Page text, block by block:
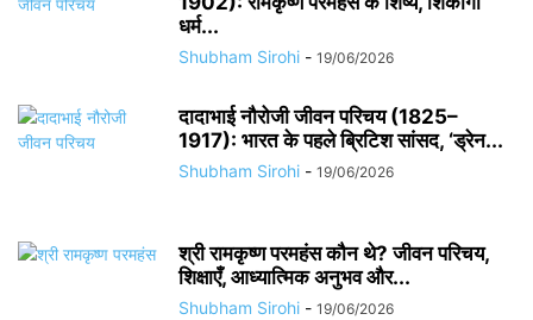
धर्म...
Shubham Sirohi - 19/06/2026
दादाभाई नौरोजी जीवन परिचय (1825–
1917): भारत के पहले ब्रिटिश सांसद, ‘ड्रेन...
Shubham Sirohi - 19/06/2026
श्री रामकृष्ण परमहंस कौन थे? जीवन परिचय,
शिक्षाएँ, आध्यात्मिक अनुभव और...
Shubham Sirohi - 19/06/2026